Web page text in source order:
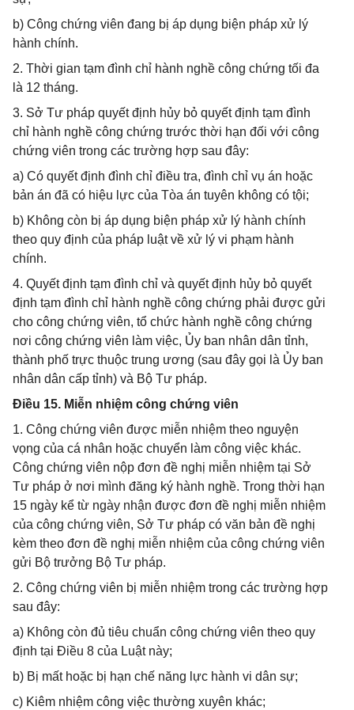
b) Công chứng viên đang bị áp dụng biện pháp xử lý
hành chính.
2. Thời gian tạm đình chỉ hành nghề công chứng tối đa
là 12 tháng.
3. Sở Tư pháp quyết định hủy bỏ quyết định tạm đình
chỉ hành nghề công chứng trước thời hạn đối với công
chứng viên trong các trường hợp sau đây:
a) Có quyết định đình chỉ điều tra, đình chỉ vụ án hoặc
bản án đã có hiệu lực của Tòa án tuyên không có tội;
b) Không còn bị áp dụng biện pháp xử lý hành chính
theo quy định của pháp luật về xử lý vi phạm hành
chính.
4. Quyết định tạm đình chỉ và quyết định hủy bỏ quyết
định tạm đình chỉ hành nghề công chứng phải được gửi
cho công chứng viên, tổ chức hành nghề công chứng
nơi công chứng viên làm việc, Ủy ban nhân dân tỉnh,
thành phố trực thuộc trung ương (sau đây gọi là Ủy ban
nhân dân cấp tỉnh) và Bộ Tư pháp.
Điều 15. Miễn nhiệm công chứng viên
1. Công chứng viên được miễn nhiệm theo nguyện
vọng của cá nhân hoặc chuyển làm công việc khác.
Công chứng viên nộp đơn đề nghị miễn nhiệm tại Sở
Tư pháp ở nơi mình đăng ký hành nghề. Trong thời hạn
15 ngày kể từ ngày nhận được đơn đề nghị miễn nhiệm
của công chứng viên, Sở Tư pháp có văn bản đề nghị
kèm theo đơn đề nghị miễn nhiệm của công chứng viên
gửi Bộ trưởng Bộ Tư pháp.
2. Công chứng viên bị miễn nhiệm trong các trường hợp
sau đây:
a) Không còn đủ tiêu chuẩn công chứng viên theo quy
định tại Điều 8 của Luật này;
b) Bị mất hoặc bị hạn chế năng lực hành vi dân sự;
c) Kiêm nhiệm công việc thường xuyên khác;